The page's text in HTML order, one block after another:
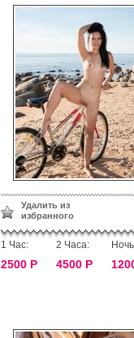
Удалить из
избранного
1 Час:
2500 Р
2 Часа:
4500 Р